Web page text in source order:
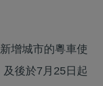
增城市的粵車使
後於7月25日起